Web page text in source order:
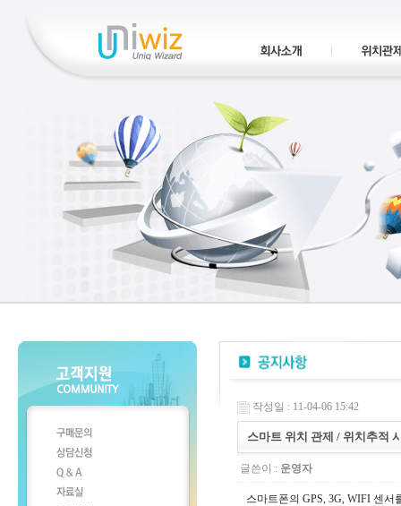
작성일 : 11-04-06 15:42
스마트 위치 관제 / 위치추적
글쓴이 : 운영자
스마트폰의 GPS, 3G, WIFI 센